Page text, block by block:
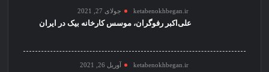
ketabenokhbegan.ir جولای 27, 2021
علی‌اکبر رفوگران، موسس کارخانه بیک در ایران
ketabenokhbegan.ir آوریل 26, 2021